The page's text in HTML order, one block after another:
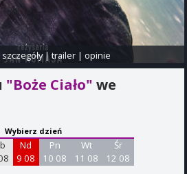
|trailer |opinie
"Boże Ciało" we
Wybierz dzień
Nd
9 08
Pn
10 08
Wt
11 08
Śr
12 08